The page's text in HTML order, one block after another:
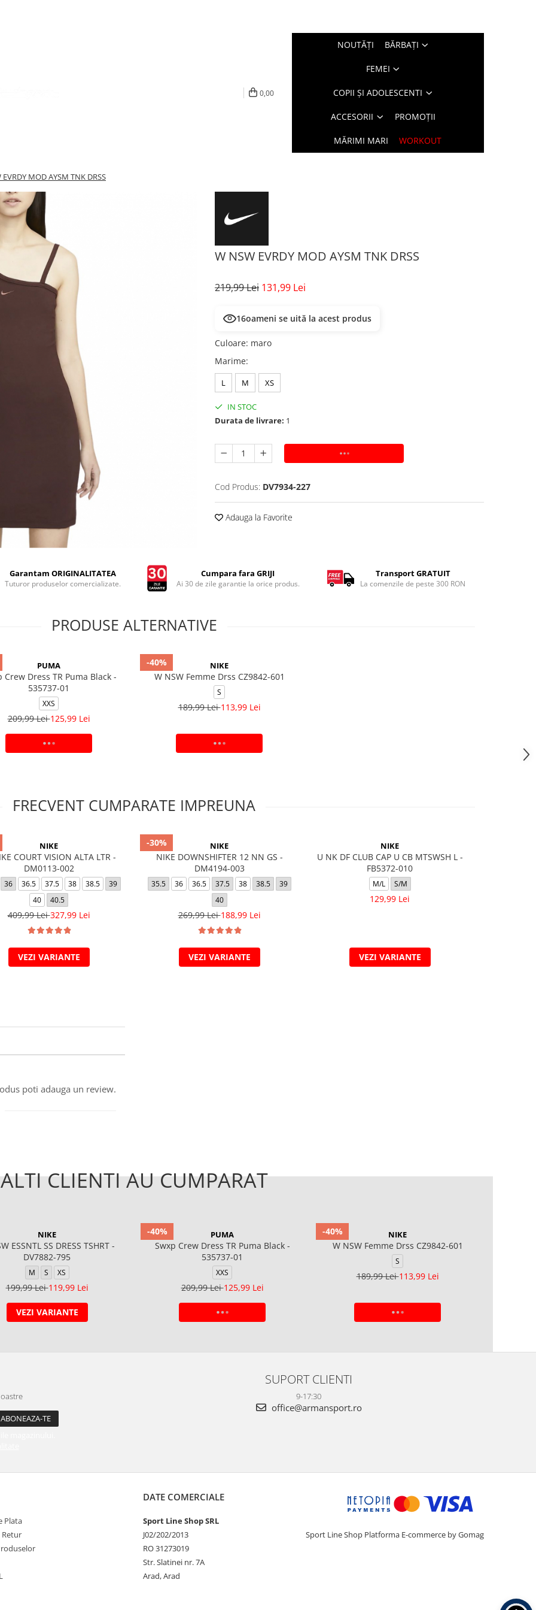
0,00
NOUTĂŢI BĂRBAŢI
FEMEI
COPII ȘI ADOLESCENTI
ACCESORII PROMOȚII
MĂRIMI MARI WORKOUT
EVRDY MOD AYSM TNK DRSS
W NSW EVRDY MOD AYSM TNK DRSS
219,99 Lei 131,99 Lei
16oameni se uită la acest produs
Culoare: maro
Marime:
L M XS
IN STOC
Durata de livrare: 1
ADAUGA IN COS
Cod Produs: DV7934-227
Adauga la Favorite
Garantam ORIGINALITATEA
Tuturor produselor comercializate.
Cumpara fara GRIJI
Ai 30 de zile garantie la orice produs.
Transport GRATUIT
La comenzile de peste 300 RON
PRODUSE ALTERNATIVE
PUMA
Crew Dress TR Puma Black -
535737-01
XXS
209,99 Lei125,99 Lei
ADAUGA IN COS
-40% NIKE
W NSW Femme Drss CZ9842-601
S
189,99 Lei113,99 Lei
ADAUGA IN COS
FRECVENT CUMPARATE IMPREUNA
NIKE
COURT VISION ALTA LTR -
DM0113-002
36 36.5 37.5 38 38.5
39
40
40.5
409,99 Lei327,99 Lei
VEZI VARIANTE
-30% NIKE
NIKE DOWNSHIFTER 12 NN GS -
DM4194-003
35.5 36 36.5 37.5 38 38.5
39
40
269,99 Lei188,99 Lei
VEZI VARIANTE
NIKE
U NK DF CLUB CAP U CB MTSWSH L -
FB5372-010
M/L S/M
129,99 Lei
VEZI VARIANTE
poti adauga un review.
ALTI CLIENTI AU CUMPARAT
NIKE
ESSNTL SS DRESS TSHRT -
DV7882-795
M S XS
199,99 Lei119,99 Lei
VEZI VARIANTE
-40% PUMA
Swxp Crew Dress TR Puma Black -
535737-01
XXS
209,99 Lei125,99 Lei
ADAUGA IN COS
-40% NIKE
W NSW Femme Drss CZ9842-601
S
189,99 Lei113,99 Lei
ADAUGA IN COS
SUPORT CLIENTI
9-17:30
office@armansport.ro
Plata
Retur
DATE COMERCIALE
Sport Line Shop SRL
J02/202/2013
RO 31273019
Str. Slatinei nr. 7A
Arad, Arad
Sport Line Shop Platforma E-commerce by Gomag